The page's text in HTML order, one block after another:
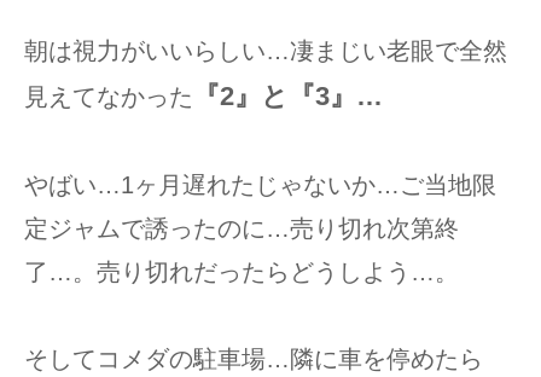
朝は視力がいいらしい…凄まじい老眼で全然
見えてなかった
『2』と『3』…
やばい…1ヶ月遅れたじゃないか…ご当地限
定ジャムで誘ったのに…売り切れ次第終
了…。売り切れだったらどうしよう…。
そしてコメダの駐車場…隣に車を停めたら